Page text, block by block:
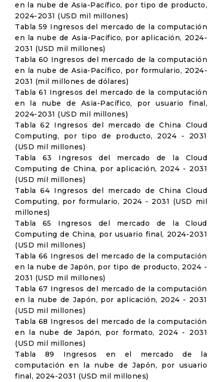
en la nube de Asia-Pacífico, por tipo de producto,
2024-2031 (USD mil millones)
Tabla 59 Ingresos del mercado de la computación
en la nube de Asia-Pacífico, por aplicación, 2024-
2031 (USD mil millones)
Tabla 60 Ingresos del mercado de la computación
en la nube de Asia-Pacífico, por formulario, 2024-
2031 (mil millones de dólares)
Tabla 61 Ingresos del mercado de la computación
en la nube de Asia-Pacífico, por usuario final,
2024-2031 (USD mil millones)
Tabla 62 Ingresos del mercado de China Cloud
Computing, por tipo de producto, 2024 - 2031
(USD mil millones)
Tabla 63 Ingresos del mercado de la Cloud
Computing de China, por aplicación, 2024 - 2031
(USD mil millones)
Tabla 64 Ingresos del mercado de China Cloud
Computing, por formulario, 2024 - 2031 (USD mil
millones)
Tabla 65 Ingresos del mercado de la Cloud
Computing de China, por usuario final, 2024-2031
(USD mil millones)
Tabla 66 Ingresos del mercado de la computación
en la nube de Japón, por tipo de producto, 2024 -
2031 (USD mil millones)
Tabla 67 Ingresos del mercado de la computación
en la nube de Japón, por aplicación, 2024 - 2031
(USD mil millones)
Tabla 68 Ingresos del mercado de la computación
en la nube de Japón, por formato, 2024 - 2031
(USD mil millones)
Tabla 89 Ingresos en el mercado de la
computación en la nube de Japón, por usuario
final, 2024-2031 (USD mil millones)